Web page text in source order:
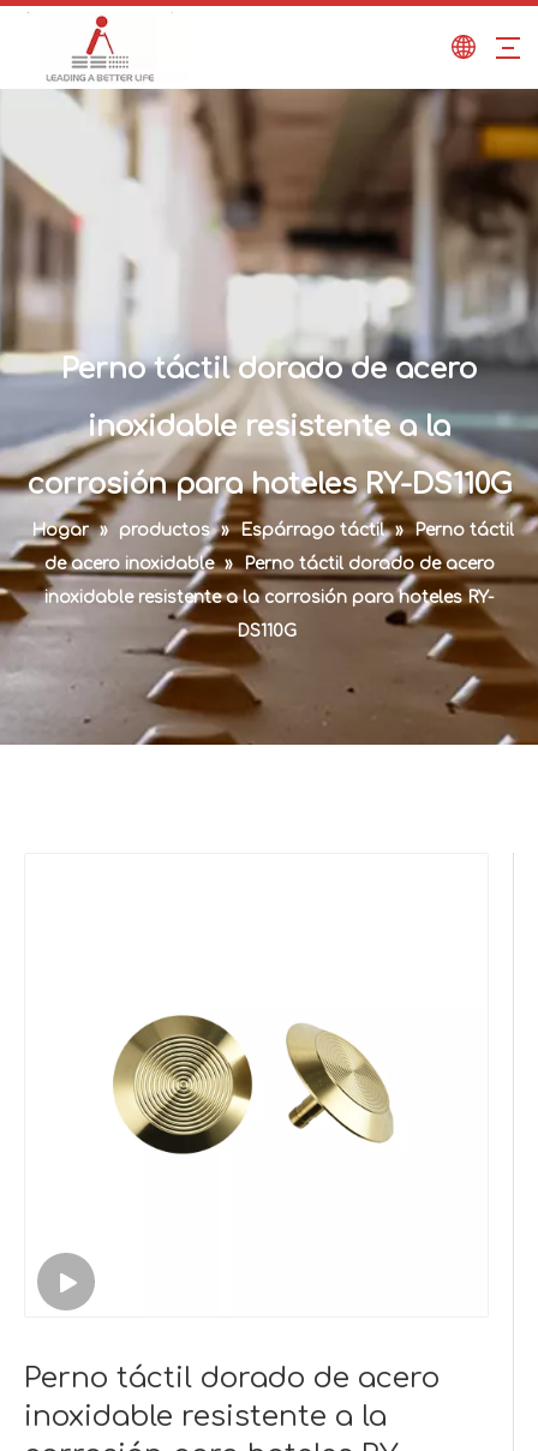
Perno táctil dorado de acero
inoxidable resistente a la
corrosión para hoteles RY-DS110G
Hogar » productos » Espárrago táctil » Perno táctil
de acero inoxidable » Perno táctil dorado de acero
inoxidable resistente a la corrosión para hoteles RY-
DS110G
Perno táctil dorado de acero
inoxidable resistente a la